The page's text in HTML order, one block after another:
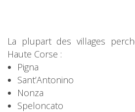
La plupart des villages
Haute Corse :
Pigna
Sant’Antonino
Nonza
Speloncato